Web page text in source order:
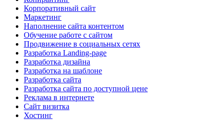
Корпоративный сайт
Маркетинг
Наполнение сайта контентом
Обучение работе с сайтом
Продвижение в социальных сетях
Разработка Landing-page
Разработка дизайна
Разработка на шаблоне
Разработка сайта
Разработка сайта по доступной цене
Реклама в интернете
Сайт визитка
Хостинг